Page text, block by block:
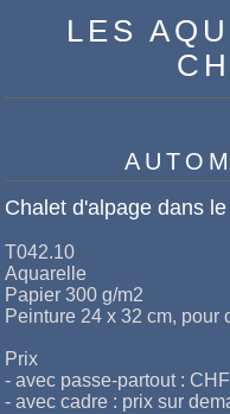
LES
Chalet d'alpage dans
T042.10
Aquarelle
Papier 300 g/m2
Peinture 24 x 32 cm, pour
Prix
- avec passe-partout :
- avec cadre : prix sur